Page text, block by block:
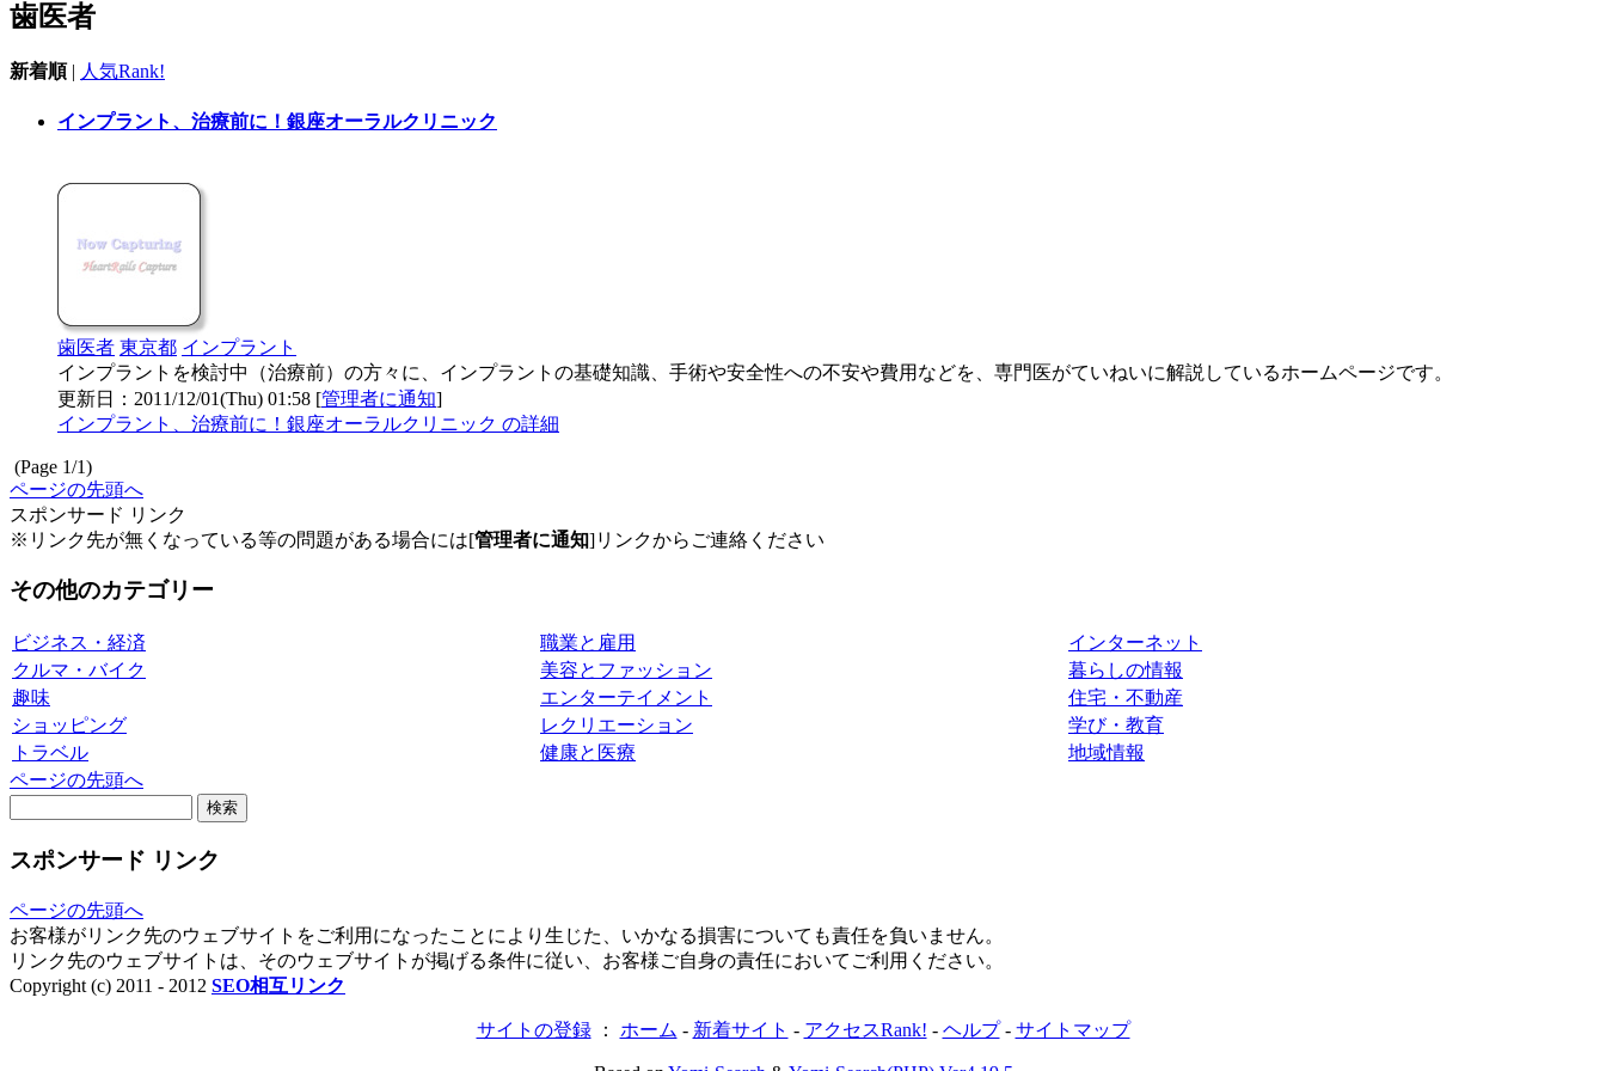
歯医者
新着順| 人気Rank!
インプラント、治療前に！銀座オーラルクリニック
歯医者 東京都 インプラント
インプラントを検討中（治療前）の方々に、インプラントの基礎知識、手術や安全性への不安や費用などを、専門医がていねいに解説しているホームページです。
更新日：2011/12/01(Thu) 01:58 [管理者に通知]
インプラント、治療前に！銀座オーラルクリニック の詳細
(Page 1/1)
ページの先頭へ
スポンサード リンク
※リンク先が無くなっている等の問題がある場合には[管理者に通知]リンクからご連絡ください
その他のカテゴリー
ビジネス・経済 職業と雇用
インターネット
クルマ・バイク
美容とファッション
暮らしの情報
趣味
エンターテイメント
住宅・不動産
ショッピング
レクリエーション
学び・教育
トラベル
健康と医療
地域情報
ページの先頭へ
スポンサード リンク
ページの先頭へ
お客様がリンク先のウェブサイトをご利用になったことにより生じた、いかなる損害についても責任を負いません。
リンク先のウェブサイトは、そのウェブサイトが掲げる条件に従い、お客様ご自身の責任においてご利用ください。
Copyright (c) 2011 - 2012 SEO相互リンク
サイトの登録： ホーム - 新着サイト - アクセスRank! - ヘルプ- サイトマップ